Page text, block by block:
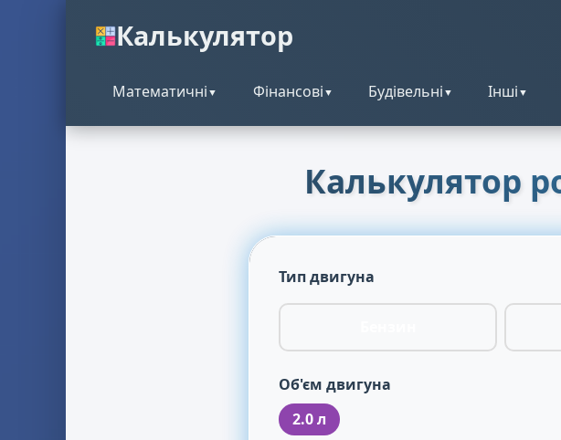
Калькулятор
Математичні ▼ Фінансові ▼ Будівельні ▼ Інші ▼
Калькулятор
Тип двигуна
Об'єм двигуна
2.0 л